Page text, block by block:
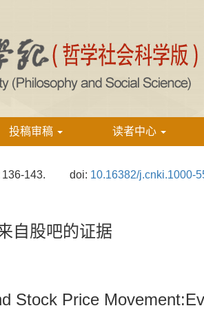
投稿审稿 读者中心
136-143. doi: 10.16382/j.cnki.1000-
自股吧的证据
Stock Price